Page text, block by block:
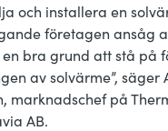
och installera en
företagen ansåg
bra grund att stå på
av solvärme”, säger
marknadschef på
AB.